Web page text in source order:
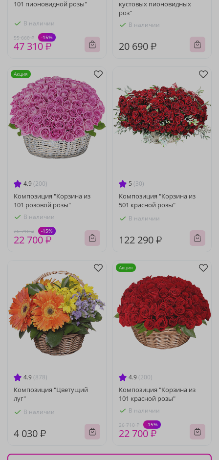
101 пионовидной розы"
В наличии
55 660 ₽ -15%
47 310 ₽
кустовых пионовидных
роз"
В наличии
20 690 ₽
4.9 (200)
Композиция "Корзина из
101 розовой розы"
В наличии
26 710 ₽ -15%
22 700 ₽
Акция
5 (30)
Композиция "Корзина из
501 красной розы"
В наличии
122 290 ₽
4.9 (878)
Композиция "Цветущий
луг"
В наличии
4 030 ₽
4.9 (200)
Композиция "Корзина из
101 красной розы"
В наличии
26 710 ₽ -15%
22 700 ₽
Акция